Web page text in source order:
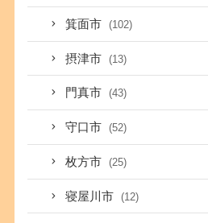
箕面市 (102)
摂津市 (13)
門真市 (43)
守口市 (52)
枚方市 (25)
寝屋川市 (12)